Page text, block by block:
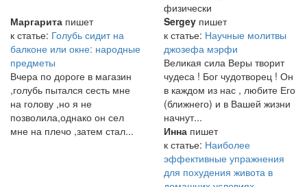
физически
Маргарита пишет
к статье: Голубь сидит на
балконе или окне: народные
предметы
Вчера по дороге в магазин
,голубь пытался сесть мне
на голову ,но я не
позволила,однако он сел
мне на плечо ,затем стал...
Sergey пишет
к статье: Научные молитвы
джозефа мэрфи
Великая сила Веры творит
чудеса ! Бог чудотворец ! Он
в каждом из нас , любите Его
(ближнего) и в Вашей жизни
начнут...
Инна пишет
к статье: Наиболее
эффективные упражнения
для похудения живота в